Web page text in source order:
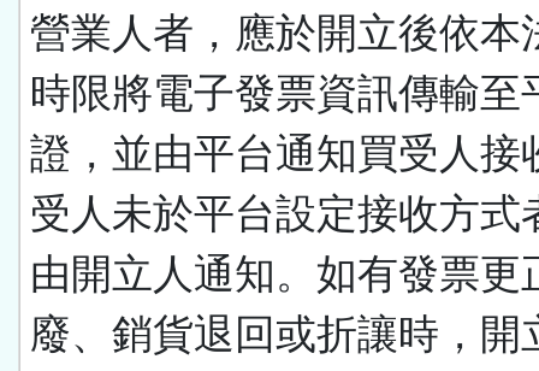
營業人者，應於開立後依本
時限將電子發票資訊傳輸至
證，並由平台通知買受人接
受人未於平台設定接收方式
由開立人通知。如有發票更
廢、銷貨退回或折讓時，開